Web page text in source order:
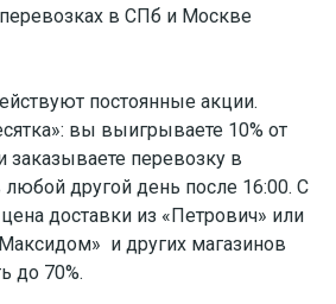
в СПб и Москве
постоянные акции.
вы выигрываете 10% от
заказываете перевозку в
другой день после 16:00. С
доставки из «Петрович» или
и других магазинов
до 70%.